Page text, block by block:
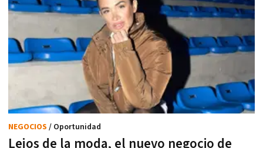
Lejos de la moda, el nuevo negocio de
NEGOCIOS / Oportunidad